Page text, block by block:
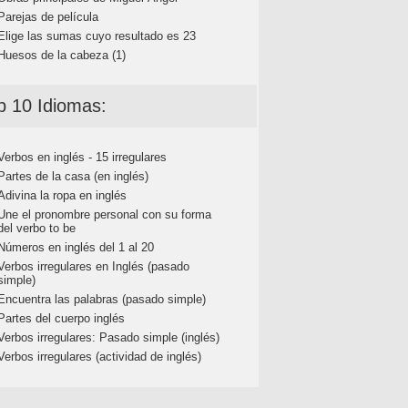
de película
las sumas cuyo resultado es 23
de la cabeza (1)
10 Idiomas:
en inglés - 15 irregulares
de la casa (en inglés)
la ropa en inglés
el pronombre personal con su forma
verbo to be
en inglés del 1 al 20
irregulares en Inglés (pasado
las palabras (pasado simple)
del cuerpo inglés
irregulares: Pasado simple (inglés)
irregulares (actividad de inglés)